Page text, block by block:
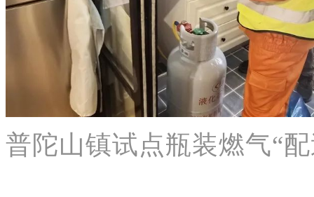
普陀山镇试点瓶装燃气“